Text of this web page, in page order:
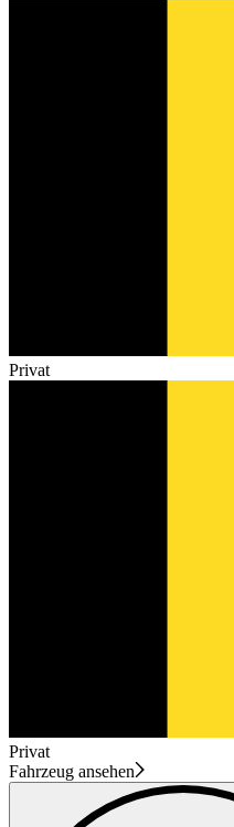
Privat
Privat
Fahrzeug ansehen